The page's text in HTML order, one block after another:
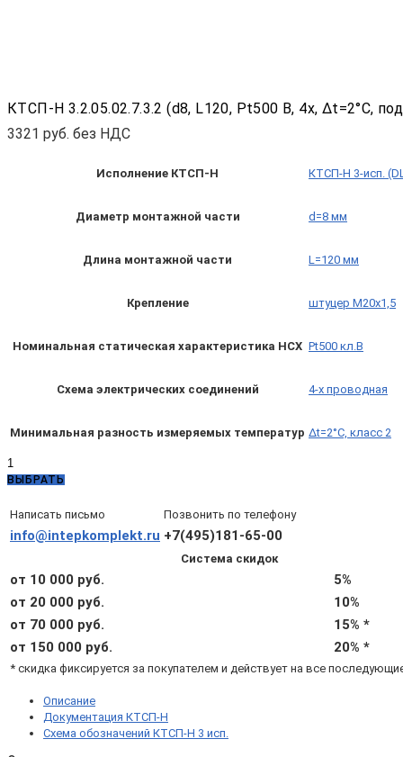
КТСП-Н 3.2.05.02.7.3.2 (d8, L120, Pt500 B, 4х, Δt=2°C,
3321 руб. без НДС
Исполнение КТСП-Н КТСП-Н 3-исп.
Диаметр монтажной части d=8 мм
Длина монтажной части L=120 мм
Крепление штуцер М20х1,5
Номинальная статическая характеристика НСХ Pt500 кл.B
Схема электрических соединений 4-х проводная
Минимальная разность измеряемых температур Δt=2°C, класс 2
Количество
товара
Н
3.2.05.02.7.3.2
(d8,
Pt500
4х,
Δt=2°C,
подвижный
М20х1,5)
ВЫБРАТЬ
Написать письмо Позвонить по телефону
info@intepkomplekt.ru +7(495)181-65-00
Система скидок
от 10 000 руб.
5%
от 20 000 руб.
10%
от 70 000 руб.
15% *
от 150 000 руб.
20% *
* скидка фиксируется за покупателем и действует на все
Описание
Документация КТСП-Н
Схема обозначений КТСП-Н 3 исп.